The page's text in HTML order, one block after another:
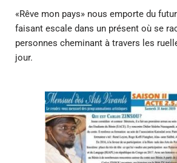
«Rêve mon pays» nous emporte du
faisant escale dans un présent où se
personnes cheminant à travers les
jour.